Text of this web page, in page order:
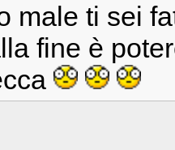
male ti sei
fine è